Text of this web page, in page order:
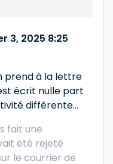
3, 2025 8:25
prend à la lettre
écrit nulle part
différente...
fait une
été rejeté
le courrier de